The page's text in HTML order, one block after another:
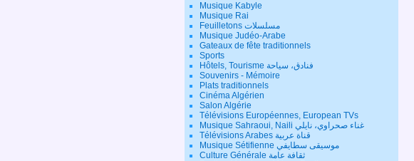
Musique Kabyle
Musique Rai
Feuilletons مسلسلات
Musique Judéo-Arabe
Gateaux de fête traditionnels
Sports
Hôtels, Tourisme فنادق، سياحة
Souvenirs - Mémoire
Plats traditionnels
Cinéma Algérien
Salon Algérie
Télévisions Européennes, European TVs
Musique Sahraoui, Naili غناء صحراوي، نايلي
Télévisions Arabes قناة عربية
Musique Sétifienne موسيقى سطايفي
Culture Générale ثقافة عامة